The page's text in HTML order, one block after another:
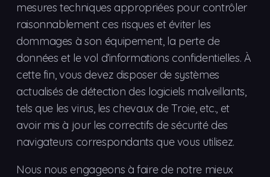
mesures techniques appropriées pour contrôler
raisonnablement ces risques et éviter les
dommages à son équipement, la perte de
données et le vol d’informations confidentielles. À
cette fin, vous devez disposer de systèmes
actualisés de détection des logiciels malveillants,
tels que les virus, les chevaux de Troie, etc., et
avoir mis à jour les correctifs de sécurité des
navigateurs correspondants que vous utilisez.
Nous nous engageons à faire de notre mieux